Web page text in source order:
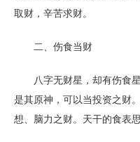
取财，辛苦求财。
二、伤食当财
八字无财星，却有伤食星
是其原神，可以当投资之财
想、脑力之财。天干的食表